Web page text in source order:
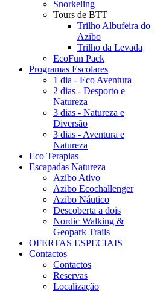
Snorkeling
Tours de BTT
Trilho Albufeira do
Azibo
Trilho da Levada
EcoFun Pack
Programas Escolares
1 dia - Eco Aventura
2 dias - Desporto e
Natureza
3 dias - Natureza e
Diversão
3 dias - Aventura e
Natureza
Eco Terapias
Escapadas Natureza
Azibo Ativo
Azibo Ecochallenger
Azibo Náutico
Descoberta a dois
Nordic Walking &
Geopark Trails
OFERTAS ESPECIAIS
Contactos
Contactos
Reservas
Localização